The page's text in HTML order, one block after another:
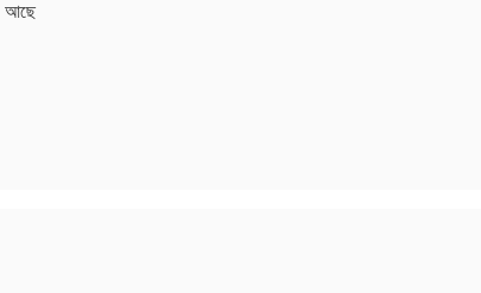
আছে